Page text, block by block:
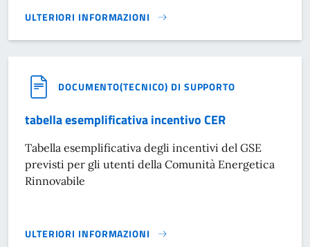
ULTERIORI INFORMAZIONI
REGOLAMENTO SOCI PART-ENERGY 2024}
DOCUMENTO(TECNICO) DI SUPPORTO
tabella esemplificativa incentivo CER
Tabella esemplificativa degli incentivi del GSE
previsti per gli utenti della Comunità Energetica
Rinnovabile
ULTERIORI INFORMAZIONI
TABELLA ESEMPLIFICATIVA INCENTIVO CER}